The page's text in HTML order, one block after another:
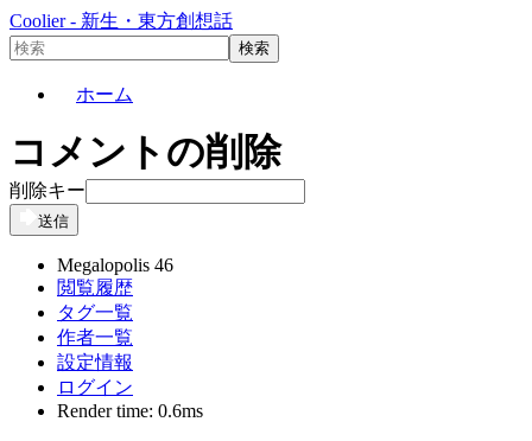
Coolier - 新生・東方創想話
ホーム
コメントの削除
削除キー
送信
Megalopolis 46
閲覧履歴
タグ一覧
作者一覧
設定情報
ログイン
Render time: 0.6ms